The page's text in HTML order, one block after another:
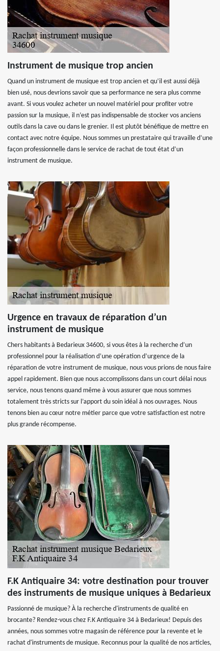
Instrument de musique trop ancien
Quand un instrument de musique est trop ancien et qu’il est aussi déjà
bien usé, nous devrions savoir que sa performance ne sera plus comme
avant. Si vous voulez acheter un nouvel matériel pour profiter votre
passion sur la musique, il n’est pas indispensable de stocker vos anciens
outils dans la cave ou dans le grenier. Il est plutôt bénéfique de mettre en
contact avec notre équipe. Nous sommes un prestataire qui travaille d’une
façon professionnelle dans le service de rachat de tout état d’un
instrument de musique.
Urgence en travaux de réparation d’un
instrument de musique
Chers habitants à Bedarieux 34600, si vous êtes à la recherche d’un
professionnel pour la réalisation d’une opération d’urgence de la
réparation de votre instrument de musique, nous vous prions de nous faire
appel rapidement. Bien que nous accomplissons dans un court délai nous
service, nous tenons quand même à vous assurer que nous sommes
totalement très stricts sur l’apport du soin idéal à nos ouvrages. Nous
tenons bien au cœur notre métier parce que votre satisfaction est notre
plus grande récompense.
F.K Antiquaire 34: votre destination pour trouver
des instruments de musique uniques à Bedarieux
Passionné de musique? À la recherche d'instruments de qualité en
brocante? Rendez-vous chez F.K Antiquaire 34 à Bedarieux! Depuis des
années, nous sommes votre magasin de référence pour la revente et le
rachat d'instruments de musique. Reconnus pour la qualité de nos articles,